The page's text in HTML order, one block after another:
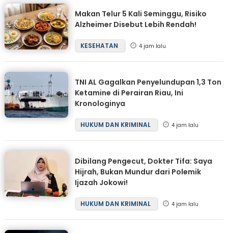
Makan Telur 5 Kali Seminggu, Risiko
Alzheimer Disebut Lebih Rendah!
KESEHATAN 4 jam lalu
TNI AL Gagalkan Penyelundupan 1,3 Ton
Ketamine di Perairan Riau, Ini
Kronologinya
HUKUM DAN KRIMINAL 4 jam lalu
Dibilang Pengecut, Dokter Tifa: Saya
Hijrah, Bukan Mundur dari Polemik
Ijazah Jokowi!
HUKUM DAN KRIMINAL 4 jam lalu